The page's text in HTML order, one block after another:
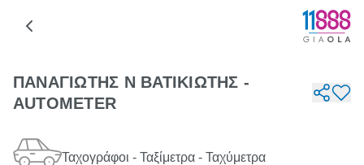
ΠΑΝΑΓΙΩΤΗΣ Ν ΒΑΤΙΚΙΩΤΗΣ -
AUTOMETER
Ταχογράφοι - Ταξίμετρα - Ταχύμετρα